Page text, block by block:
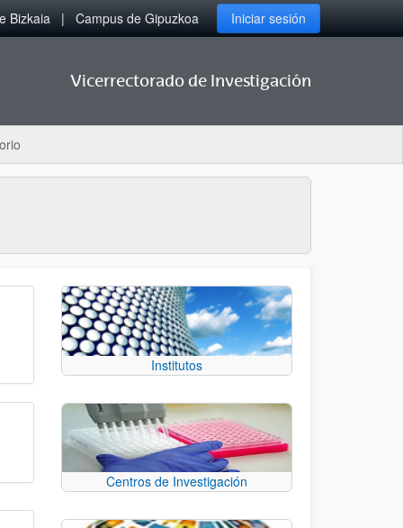
Bizkaia Campus de Gipuzkoa Iniciar sesión
Vicerrectorado de Investigación
Institutos
Centros de Investigación